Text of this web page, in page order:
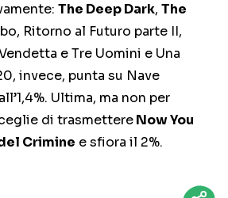
The Deep Dark, The
Ritorno al Futuro parte II,
e Tre Uomini e Una
invece, punta su Nave
Ultima, ma non per
di trasmettereNow You
Crimine e sfiora il 2%.